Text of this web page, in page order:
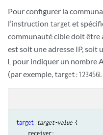
Pour configurer la
l’instruction targetet
communauté cible doit être
est soit une adresse IP, soit
L pour indiquer un nombre
(par exemple,
target target-value {
    receiver;